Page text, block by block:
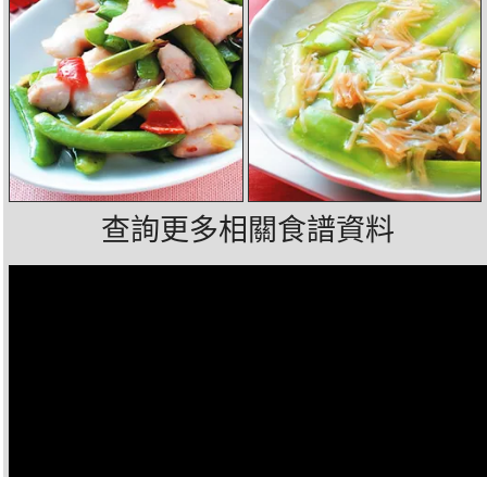
查詢更多相關食譜資料